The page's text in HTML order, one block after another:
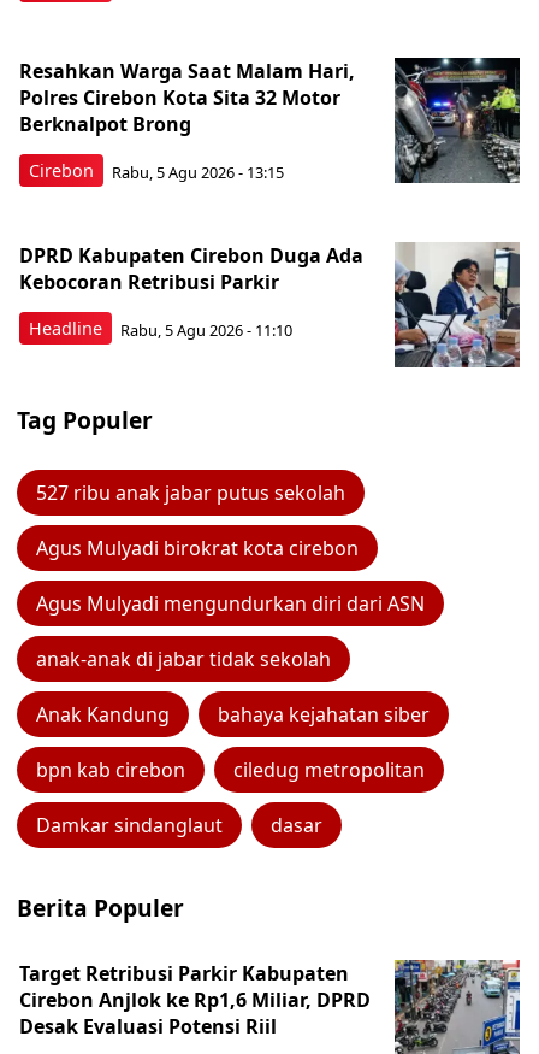
Cirebon
Resahkan Warga Saat Malam Hari,
Polres Cirebon Kota Sita 32 Motor
Berknalpot Brong
Rabu, 5 Agu 2026 - 13:15
Headline
DPRD Kabupaten Cirebon Duga Ada
Kebocoran Retribusi Parkir
Rabu, 5 Agu 2026 - 11:10
Tag Populer
527 ribu anak jabar putus sekolah
Agus Mulyadi birokrat kota cirebon
Agus Mulyadi mengundurkan diri dari ASN
anak-anak di jabar tidak sekolah
Anak Kandung bahaya kejahatan siber
bpn kab cirebon ciledug metropolitan
Damkar sindanglaut dasar
Berita Populer
Target Retribusi Parkir Kabupaten
Cirebon Anjlok ke Rp1,6 Miliar, DPRD
Desak Evaluasi Potensi Riil